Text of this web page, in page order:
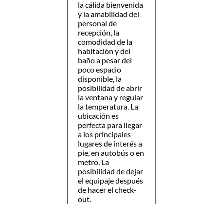
la cálida bienvenida
y la amabilidad del
personal de
recepción, la
comodidad de la
habitación y del
baño a pesar del
poco espacio
disponible, la
posibilidad de abrir
la ventana y regular
la temperatura. La
ubicación es
perfecta para llegar
a los principales
lugares de interés a
pie, en autobús o en
metro. La
posibilidad de dejar
el equipaje después
de hacer el check-
out.